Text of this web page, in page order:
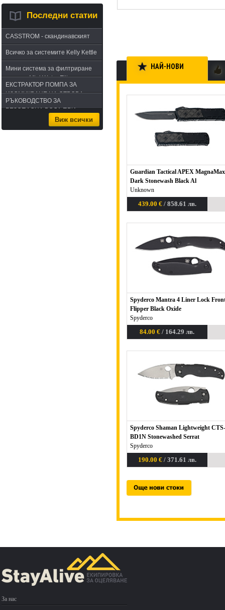
Последни статии
CASSTROM - скандинавският
път в оцеляването или
бушкрафт по лапландски
Всичко за системите Kelly Kettle
Мини система за филтриране
на вода Mini Water Filter
ЕКСТРАКТОР ПОМПА ЗА
ИЗСМУКВАНЕ НА ОТРОВА -
комплект за извличане на
РЪКОВОДСТВО ЗА
БЕЗОПАСНА ВОДА ПРИ
Виж всички
НАЙ-НОВИ
Guardian Tactical APEX MagnaMax
Dark Stonewash Black Al
Unknown
439.00 € / 858.61 лв.
Spyderco Mantra 4 Liner Lock
Flipper Black Oxide
Spyderco
84.00 € / 164.29 лв.
Spyderco Shaman Lightweight CTS-
BD1N Stonewashed Serrat
Spyderco
190.00 € / 371.61 лв.
За нас